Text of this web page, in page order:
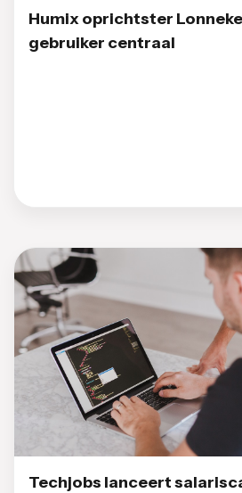
Humix oprichtster
gebruiker centraal
Techjobs lanceert